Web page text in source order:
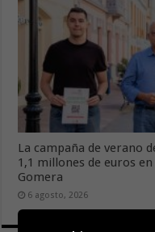
La campaña de verano
1,1 millones de euros
Gomera
6 agosto, 2026